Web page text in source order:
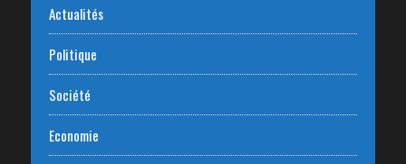
Actualités
Politique
Société
Economie